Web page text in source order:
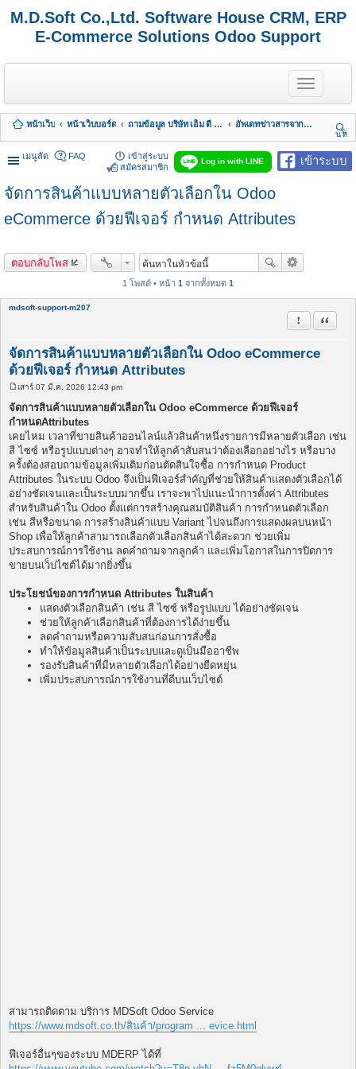
M.D.Soft Co.,Ltd. Software House CRM, ERP
E-Commerce Solutions Odoo Support
T
o
g
l
e
n
a
หน้าเว็บ หน้าเว็บบอร์ด ถามข้อมูล บริษัท เอ็ม ดี ซอฟต์ จำกัด
อัพเดทข่าวสารจากทางบริษัท
นห
า
เมนูลัด
เข้าระบบ
Log in with LINE
FAQ
เข้าสู่ระบบ
สมัครสมาชิก
จัดการสินค้าแบบหลายตัวเลือกใน Odoo
eCommerce ด้วยฟีเจอร์ กำหนด Attributes
ตอบกลับโพส
1 โพสต์ • หน้า 1 จากทั้งหมด 1
mdsoft-support-m207
จัดการสินค้าแบบหลายตัวเลือกใน Odoo eCommerce
ด้วยฟีเจอร์ กำหนด Attributes
รายงานในข้
อ้างคำ
พ
ส
ต์
เสาร์ 07 มี.ค. 2026 12:43 pm
จัดการสินค้าแบบหลายตัวเลือกใน Odoo eCommerce ด้วยฟีเจอร์
กำหนดAttributes
เคยไหม เวลาที่ขายสินค้าออนไลน์แล้วสินค้าหนึ่งรายการมีหลายตัวเลือก เช่น
สี ไซซ์ หรือรูปแบบต่างๆ อาจทำให้ลูกค้าสับสนว่าต้องเลือกอย่างไร หรือบาง
ครั้งต้องสอบถามข้อมูลเพิ่มเติมก่อนตัดสินใจซื้อ การกำหนด Product
Attributes ในระบบ Odoo จึงเป็นฟีเจอร์สำคัญที่ช่วยให้สินค้าแสดงตัวเลือกได้
อย่างชัดเจนและเป็นระบบมากขึ้น เราจะพาไปแนะนำการตั้งค่า Attributes
สำหรับสินค้าใน Odoo ตั้งแต่การสร้างคุณสมบัติสินค้า การกำหนดตัวเลือก
เช่น สีหรือขนาด การสร้างสินค้าแบบ Variant ไปจนถึงการแสดงผลบนหน้า
Shop เพื่อให้ลูกค้าสามารถเลือกตัวเลือกสินค้าได้สะดวก ช่วยเพิ่ม
ประสบการณ์การใช้งาน ลดคำถามจากลูกค้า และเพิ่มโอกาสในการปิดการ
ขายบนเว็บไซต์ได้มากยิ่งขึ้น
ประโยชน์ของการกำหนด Attributes ในสินค้า
แสดงตัวเลือกสินค้า เช่น สี ไซซ์ หรือรูปแบบ ได้อย่างชัดเจน
ช่วยให้ลูกค้าเลือกสินค้าที่ต้องการได้ง่ายขึ้น
ลดคำถามหรือความสับสนก่อนการสั่งซื้อ
ทำให้ข้อมูลสินค้าเป็นระบบและดูเป็นมืออาชีพ
รองรับสินค้าที่มีหลายตัวเลือกได้อย่างยืดหยุ่น
เพิ่มประสบการณ์การใช้งานที่ดีบนเว็บไซต์
สามารถติดตาม บริการ MDSoft Odoo Service
https://www.mdsoft.co.th/สินค้า/program ... evice.html
ฟีเจอร์อื่นๆของระบบ MDERP ได้ที่